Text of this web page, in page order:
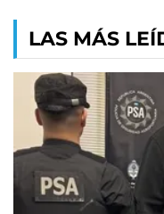
LAS MÁS